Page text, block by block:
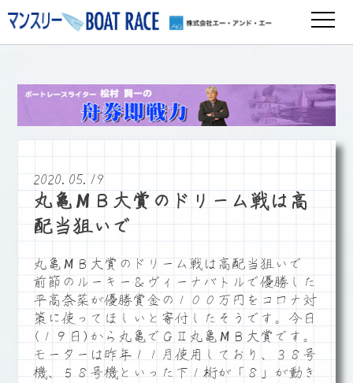
2020.05.19
丸亀МＢ大賞のドリーム戦は高
配当狙いで
丸亀МＢ大賞のドリーム戦は高配当狙いで
前節のルーキー＆ヴィーナバトルで優勝した
平高奈菜が優勝賞金の１００万円をコロナ対
策に使ってほしいと寄付したそうです。今日
(１９日)から丸亀でＧⅡ丸亀МＢ大賞です。
モーターは昨年１１月使用しており、３８号
機、５８号機といった下１桁が「８」が動き